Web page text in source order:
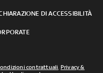
DI ACCESSIBILITÀ
contrattuali, Privacy &